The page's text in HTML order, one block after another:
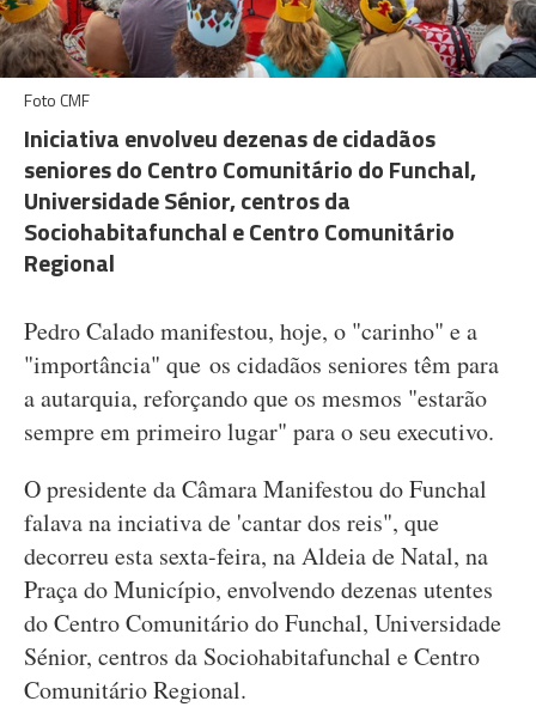
Foto CMF
Iniciativa envolveu dezenas de cidadãos
seniores do Centro Comunitário do Funchal,
Universidade Sénior, centros da
Sociohabitafunchal e Centro Comunitário
Regional
Pedro Calado manifestou, hoje, o "carinho" e a
"importância" que os cidadãos seniores têm para
a autarquia, reforçando que os mesmos "estarão
sempre em primeiro lugar" para o seu executivo.
O presidente da Câmara Manifestou do Funchal
falava na inciativa de 'cantar dos reis", que
decorreu esta sexta-feira, na Aldeia de Natal, na
Praça do Município, envolvendo dezenas utentes
do Centro Comunitário do Funchal, Universidade
Sénior, centros da Sociohabitafunchal e Centro
Comunitário Regional.